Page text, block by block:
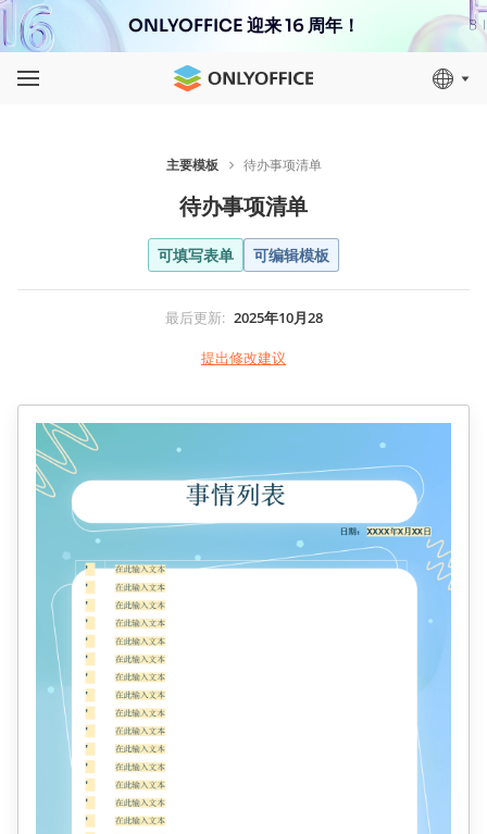
ONLYOFFICE 迎来 16 周年！
主要模板 待办事项清单
待办事项清单
可填写表单 可编辑模板
最后更新: 2025年10月28
提出修改建议